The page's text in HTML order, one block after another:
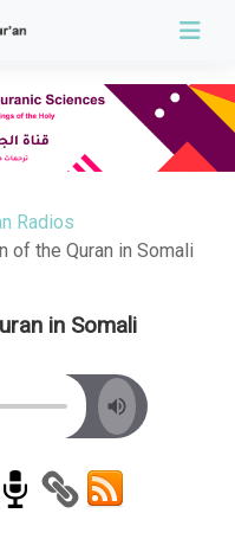
Radios
of the Quran in Somali
in Somali